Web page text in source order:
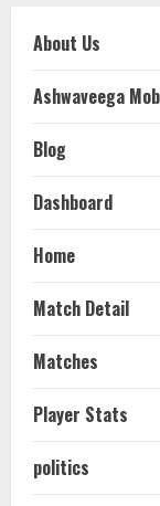
About Us
Ashwaveega
Blog
Dashboard
Home
Match Detail
Matches
Player Stats
politics